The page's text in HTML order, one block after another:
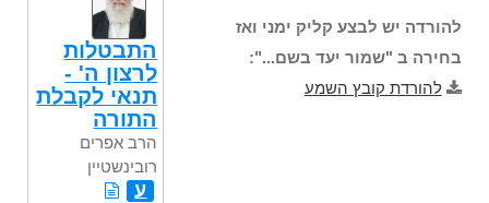
להורדה יש לבצע קליק ימני ואז
בחירה ב "שמור יעד בשם...":
להורדת קובץ השמע
התבטלות
לרצון ה' -
תנאי לקבלת
התורה
הרב אפרים
רובינשטיין
ע